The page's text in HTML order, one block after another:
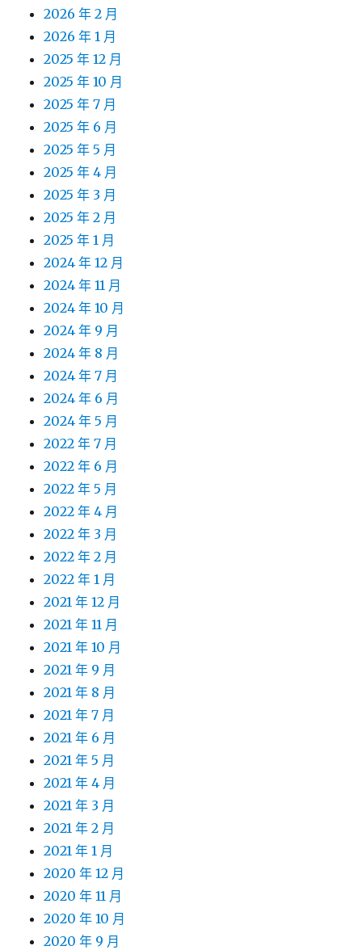
2026 年 2 月
2026 年 1 月
2025 年 12 月
2025 年 10 月
2025 年 7 月
2025 年 6 月
2025 年 5 月
2025 年 4 月
2025 年 3 月
2025 年 2 月
2025 年 1 月
2024 年 12 月
2024 年 11 月
2024 年 10 月
2024 年 9 月
2024 年 8 月
2024 年 7 月
2024 年 6 月
2024 年 5 月
2022 年 7 月
2022 年 6 月
2022 年 5 月
2022 年 4 月
2022 年 3 月
2022 年 2 月
2022 年 1 月
2021 年 12 月
2021 年 11 月
2021 年 10 月
2021 年 9 月
2021 年 8 月
2021 年 7 月
2021 年 6 月
2021 年 5 月
2021 年 4 月
2021 年 3 月
2021 年 2 月
2021 年 1 月
2020 年 12 月
2020 年 11 月
2020 年 10 月
2020 年 9 月